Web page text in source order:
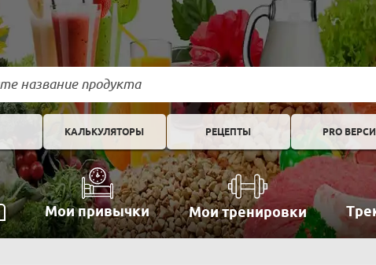
КАЛЬКУЛЯТОРЫ РЕЦЕПТЫ PRO
Мои привычки Мои тренировки